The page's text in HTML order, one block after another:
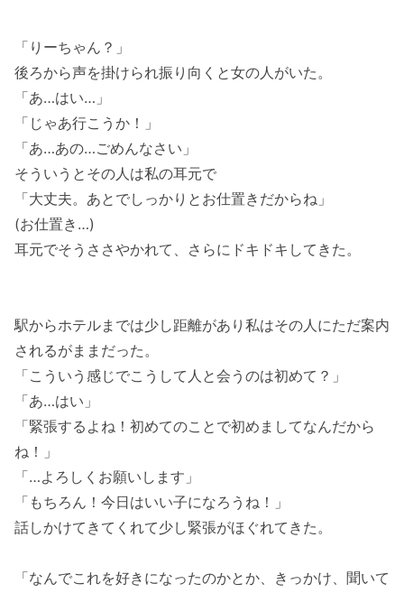
「りーちゃん？」
後ろから声を掛けられ振り向くと女の人がいた。
「あ…はい…」
「じゃあ行こうか！」
「あ…あの…ごめんなさい」
そういうとその人は私の耳元で
「大丈夫。あとでしっかりとお仕置きだからね」
(お仕置き…)
耳元でそうささやかれて、さらにドキドキしてきた。
駅からホテルまでは少し距離があり私はその人にただ案内
されるがままだった。
「こういう感じでこうして人と会うのは初めて？」
「あ…はい」
「緊張するよね！初めてのことで初めましてなんだから
ね！」
「…よろしくお願いします」
「もちろん！今日はいい子になろうね！」
話しかけてきてくれて少し緊張がほぐれてきた。
「なんでこれを好きになったのかとか、きっかけ、聞いて